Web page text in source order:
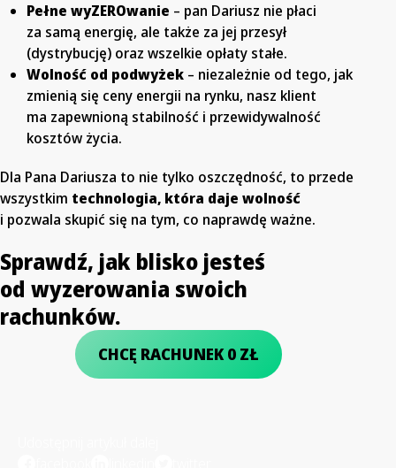
Pełne wyZEROwanie – pan Dariusz nie płaci
za samą energię, ale także za jej przesył
(dystrybucję) oraz wszelkie opłaty stałe.
Wolność od podwyżek – niezależnie od tego, jak
zmienią się ceny energii na rynku, nasz klient
ma zapewnioną stabilność i przewidywalność
kosztów życia.
Dla Pana Dariusza to nie tylko oszczędność, to przede
wszystkim technologia, która daje wolność
i pozwala skupić się na tym, co naprawdę ważne.
Sprawdź, jak blisko jesteś
od wyzerowania swoich
rachunków.
CHCĘ RACHUNEK 0 ZŁ